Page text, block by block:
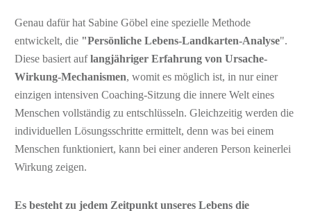
Genau dafür hat Sabine Göbel eine spezielle Methode
entwickelt, die "Persönliche Lebens-Landkarten-Analyse".
Diese basiert auflangjähriger Erfahrung von Ursache-
Wirkung-Mechanismen, womit es möglich ist, in nur einer
einzigen intensiven Coaching-Sitzung die innere Welt eines
Menschen vollständig zu entschlüsseln. Gleichzeitig werden die
individuellen Lösungsschritte ermittelt, denn was bei einem
Menschen funktioniert, kann bei einer anderen Person keinerlei
Wirkung zeigen.
Es besteht zu jedem Zeitpunkt unseres Lebens die